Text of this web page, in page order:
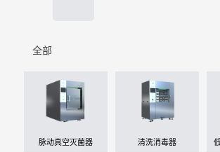
全部
脉动真空灭菌器 清洗消毒器